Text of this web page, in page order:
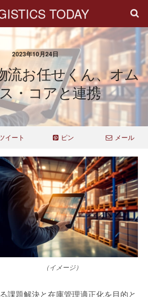
TODAY
2023年10月24日
流お任せくん、オム
・コアと連携
イート ピン メール
（イメージ）
課題解決と在庫管理適正化を目的と